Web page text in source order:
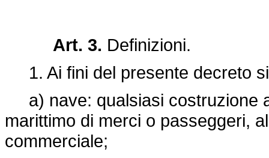
Art. 3. Definizioni.
1. Ai fini del presente decreto
a) nave: qualsiasi costruzione
marittimo di merci o passeggeri,
commerciale;